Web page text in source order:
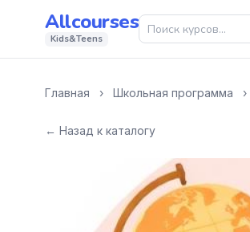
Allcourses
Kids&Teens
Главная › Школьная программа ›
← Назад к каталогу